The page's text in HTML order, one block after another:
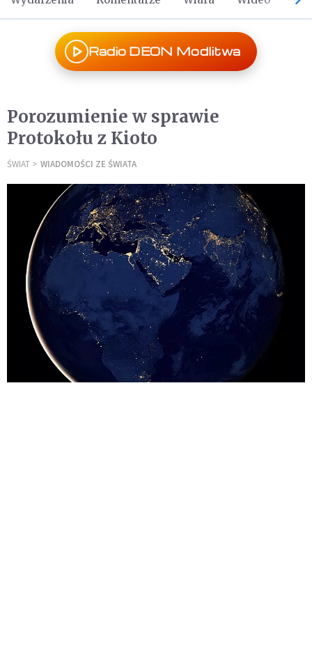
Radio DEON Modlitwa
Porozumienie w sprawie
Protokołu z Kioto
ŚWIAT WIADOMOŚCI ZE ŚWIATA